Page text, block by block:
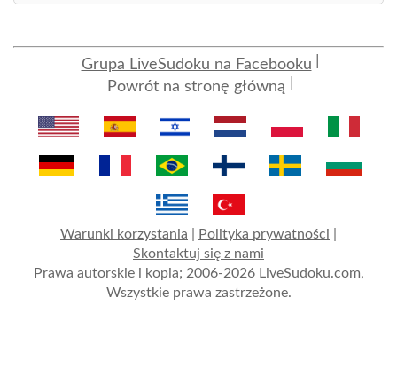
Grupa LiveSudoku na Facebooku
Powrót na stronę główną
Warunki korzystania Polityka prywatności
Skontaktuj się z nami
Prawa autorskie i kopia; 2006-2026 LiveSudoku.com,
Wszystkie prawa zastrzeżone.